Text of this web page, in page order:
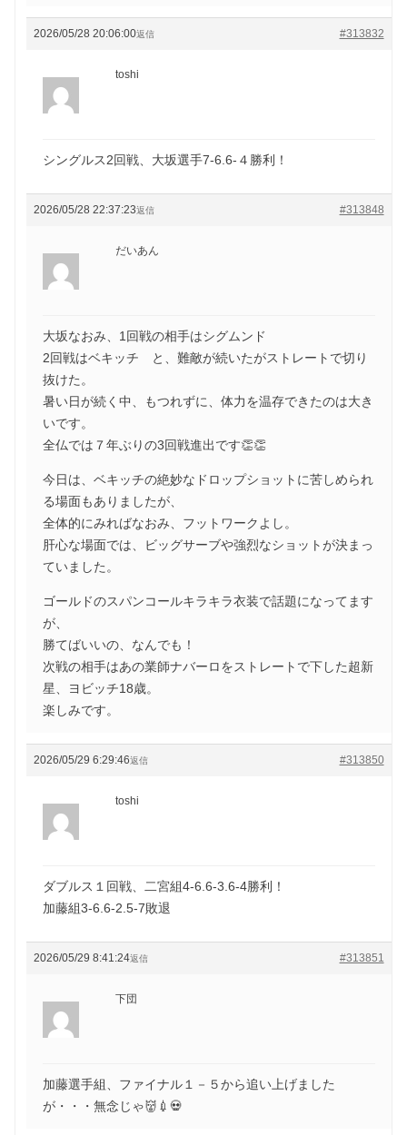
2026/05/28 20:06:00 #313832
返信
toshi
シングルス2回戦、大坂選手7-6.6-４勝利！
2026/05/28 22:37:23 #313848
返信
だいあん
大坂なおみ、1回戦の相手はシグムンド
2回戦はベキッチ と、難敵が続いたがストレートで切り
抜けた。
暑い日が続く中、もつれずに、体力を温存できたのは大き
いです。
全仏では７年ぶりの3回戦進出です👏👏
今日は、ベキッチの絶妙なドロップショットに苦しめられ
る場面もありましたが、
全体的にみればなおみ、フットワークよし。
肝心な場面では、ビッグサーブや強烈なショットが決まっ
ていました。
ゴールドのスパンコールキラキラ衣装で話題になってます
が、
勝てばいいの、なんでも！
次戦の相手はあの業師ナバーロをストレートで下した超新
星、ヨビッチ18歳。
楽しみです。
2026/05/29 6:29:46 #313850
返信
toshi
ダブルス１回戦、二宮組4-6.6-3.6-4勝利！
加藤組3-6.6-2.5-7敗退
2026/05/29 8:41:24 #313851
返信
下団
加藤選手組、ファイナル１－５から追い上げました
が・・・無念じゃ👹💉💀